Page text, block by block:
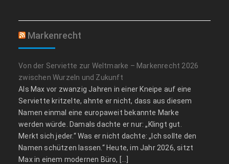
Markenrecht
Von der Serviette zur Weltmarke – Markenrecht 2026
zwischen Wurzeln und Zukunft
Als Max vor zwanzig Jahren in einer Kneipe auf eine
Serviette kritzelte, ahnte er nicht, dass aus diesem
Namen einmal eine europaweit bekannte Marke
werden würde. Damals dachte er nur: „Klingt gut.
Merkt sich jeder.“ Was er nicht dachte: „Ich sollte den
Namen schützen lassen.“ Heute, im Jahr 2026, sitzt
Max in einem modernen Büro, […]